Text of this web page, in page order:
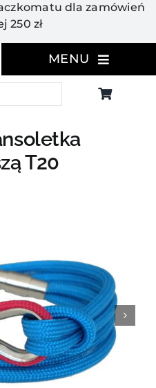
dla zamówień
250 zł
MENU
T20